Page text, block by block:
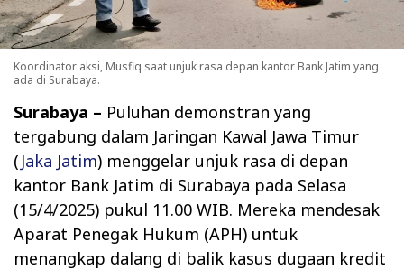
Koordinator aksi, Musfiq saat unjuk rasa depan kantor Bank Jatim yang
ada di Surabaya.
Surabaya – Puluhan demonstran yang
tergabung dalam Jaringan Kawal Jawa Timur
( Jaka Jatim) menggelar unjuk rasa di depan
kantor Bank Jatim di Surabaya pada Selasa
(15/4/2025) pukul 11.00 WIB. Mereka mendesak
Aparat Penegak Hukum (APH) untuk
menangkap dalang di balik kasus dugaan kredit